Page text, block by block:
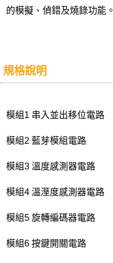
的模擬、偵錯及燒錄功能。
規格說明
模組1 串入並出移位電路
模組2 藍芽模組電路
模組3 溫度感測器電路
模組4 溫溼度感測器電路
模組5 旋轉編碼器電路
模組6 按鍵開關電路